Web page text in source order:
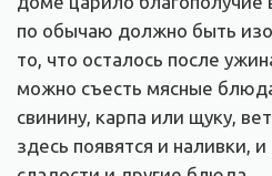
по обычаю должно быть
то, что осталось после
можно съесть мясные
свинину, карпа или щуку,
здесь появятся и наливки,